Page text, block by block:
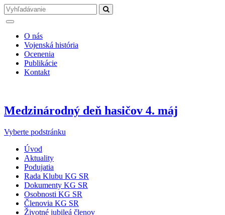
O nás
Vojenská história
Ocenenia
Publikácie
Kontakt
Medzinárodný deň hasičov 4. máj
Vyberte podstránku
Úvod
Aktuality
Podujatia
Rada Klubu KG SR
Dokumenty KG SR
Osobnosti KG SR
Členovia KG SR
Životné jubileá členov